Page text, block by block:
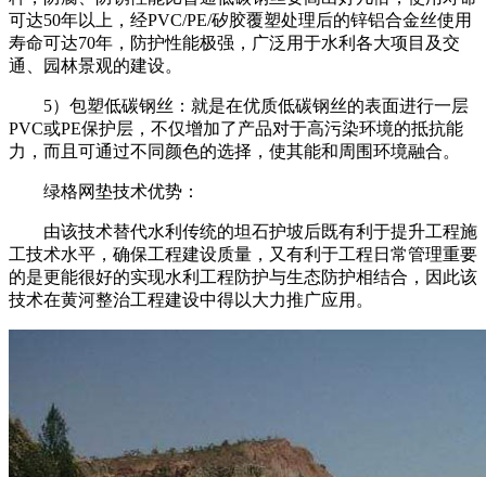
可达50年以上，经PVC/PE/矽胶覆塑处理后的锌铝合金丝使用
寿命可达70年，防护性能极强，广泛用于水利各大项目及交
通、园林景观的建设。
5）包塑低碳钢丝：就是在优质低碳钢丝的表面进行一层
PVC或PE保护层，不仅增加了产品对于高污染环境的抵抗能
力，而且可通过不同颜色的选择，使其能和周围环境融合。
绿格网垫技术优势：
由该技术替代水利传统的坦石护坡后既有利于提升工程施
工技术水平，确保工程建设质量，又有利于工程日常管理重要
的是更能很好的实现水利工程防护与生态防护相结合，因此该
技术在黄河整治工程建设中得以大力推广应用。